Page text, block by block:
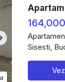
Sisesti,